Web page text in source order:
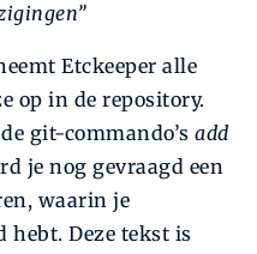
Etckeeper alle
op in de repository.
git-commando’s add
je nog gevraagd een
waarin je
Deze tekst is